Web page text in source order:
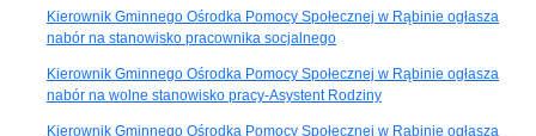
Kierownik Gminnego Ośrodka Pomocy Społecznej w Rąbinie ogłasza
nabór na stanowisko pracownika socjalnego
Kierownik Gminnego Ośrodka Pomocy Społecznej w Rąbinie ogłasza
nabór na wolne stanowisko pracy-Asystent Rodziny
Kierownik Gminnego Ośrodka Pomocy Społecznej w Rąbinie ogłasza